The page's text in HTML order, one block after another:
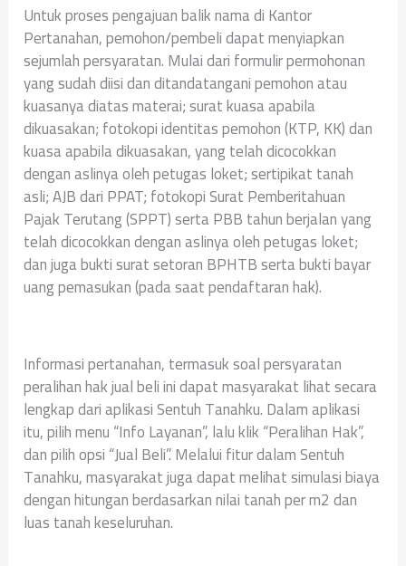
Untuk proses pengajuan balik nama di Kantor
Pertanahan, pemohon/pembeli dapat menyiapkan
sejumlah persyaratan. Mulai dari formulir permohonan
yang sudah diisi dan ditandatangani pemohon atau
kuasanya diatas materai; surat kuasa apabila
dikuasakan; fotokopi identitas pemohon (KTP, KK) dan
kuasa apabila dikuasakan, yang telah dicocokkan
dengan aslinya oleh petugas loket; sertipikat tanah
asli; AJB dari PPAT; fotokopi Surat Pemberitahuan
Pajak Terutang (SPPT) serta PBB tahun berjalan yang
telah dicocokkan dengan aslinya oleh petugas loket;
dan juga bukti surat setoran BPHTB serta bukti bayar
uang pemasukan (pada saat pendaftaran hak).
Informasi pertanahan, termasuk soal persyaratan
peralihan hak jual beli ini dapat masyarakat lihat secara
lengkap dari aplikasi Sentuh Tanahku. Dalam aplikasi
itu, pilih menu “Info Layanan”, lalu klik “Peralihan Hak”,
dan pilih opsi “Jual Beli”. Melalui fitur dalam Sentuh
Tanahku, masyarakat juga dapat melihat simulasi biaya
dengan hitungan berdasarkan nilai tanah per m2 dan
luas tanah keseluruhan.